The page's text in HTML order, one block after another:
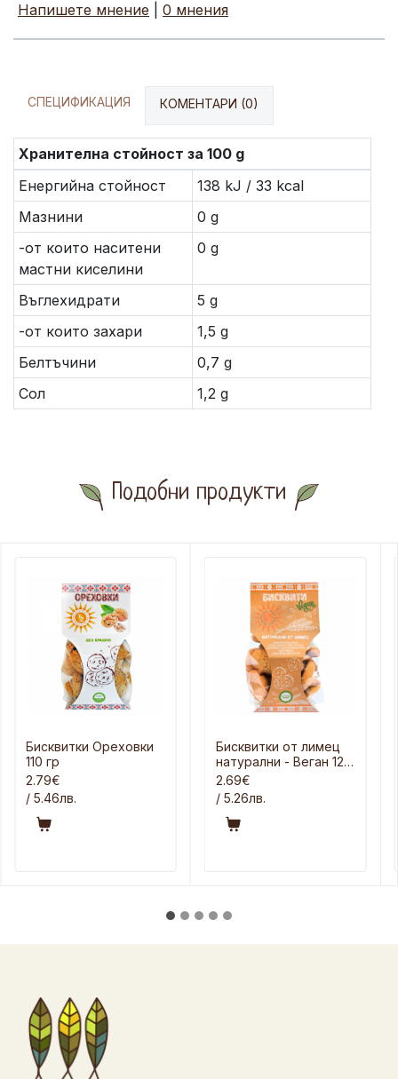
Напишете мнение 0 мнения
СПЕЦИФИКАЦИЯ КОМЕНТАРИ (0)
Хранителна стойност за 100 g
Енергийна стойност
138 kJ / 33 kcal
Мазнини
0 g
-от които наситени
мастни киселини
0 g
Въглехидрати
5 g
-от които захари
1,5 g
Белтъчини
0,7 g
Сол
1,2 g
Подобни продукти
Бисквитки Ореховки
110 гр
2.79€
/ 5.46лв.
Бисквитки от лимец
натурални - Веган 120
гр
2.69€
/ 5.26лв.